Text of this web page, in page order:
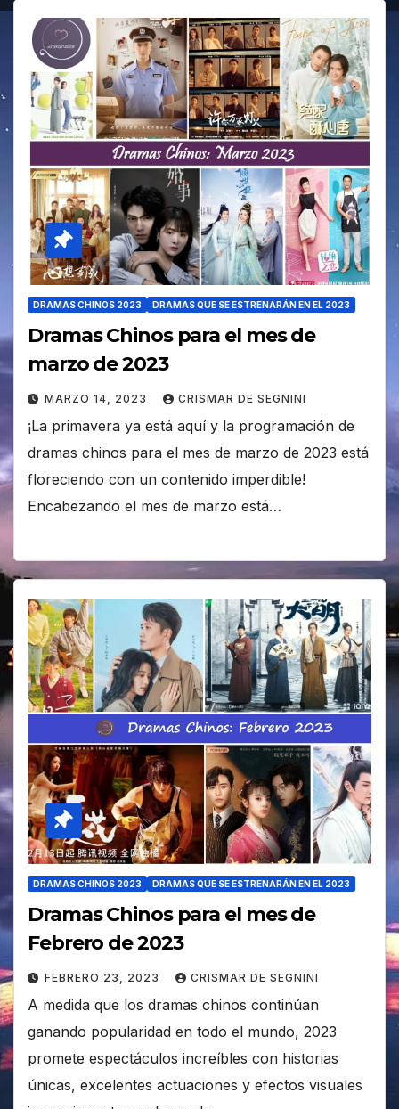
DRAMAS CHINOS 2023 DRAMAS QUE SE ESTRENARÁN EN EL 2023
Dramas Chinos para el mes de
marzo de 2023
MARZO 14, 2023 CRISMAR DE SEGNINI
¡La primavera ya está aquí y la programación de
dramas chinos para el mes de marzo de 2023 está
floreciendo con un contenido imperdible!
Encabezando el mes de marzo está…
DRAMAS CHINOS 2023 DRAMAS QUE SE ESTRENARÁN EN EL 2023
Dramas Chinos para el mes de
Febrero de 2023
FEBRERO 23, 2023 CRISMAR DE SEGNINI
A medida que los dramas chinos continúan
ganando popularidad en todo el mundo, 2023
promete espectáculos increíbles con historias
únicas, excelentes actuaciones y efectos visuales